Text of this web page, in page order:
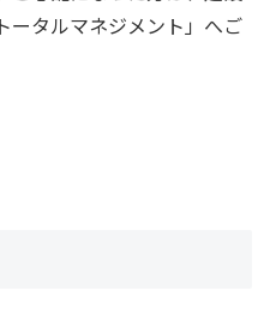
ータルマネジメント」へご